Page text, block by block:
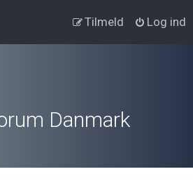
Log ind
Tilmeld
Danmark